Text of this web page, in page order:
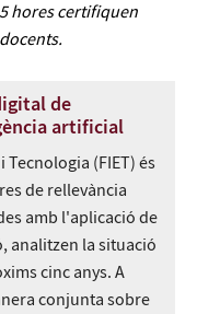
hores certifiquen
de
artificial
(FIET) és
de rellevància
amb l'aplicació de
analitzen la situació
cinc anys. A
conjunta sobre